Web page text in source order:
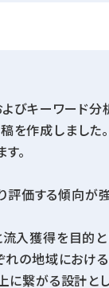
びキーワード分
を作成しました
。
価する傾向が
入獲得を目的と
れの地域におけ
繋がる設計とし